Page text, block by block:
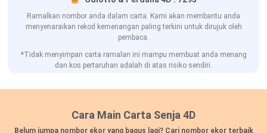
Ramalkan nombor anda dalam carta. Kami akan membantu anda
menyenaraikan rekod kemenangan paling terkini untuk dirujuk oleh
pembaca.
*Tidak menyimpan carta ramalan ini mampu membuat anda menang
dan kos pertaruhan adalah di atas risiko sendiri.
Cara Main Carta Senja 4D
Belum jumpa nombor ekor yang bagus lagi? Cari nombor ekor terbaik